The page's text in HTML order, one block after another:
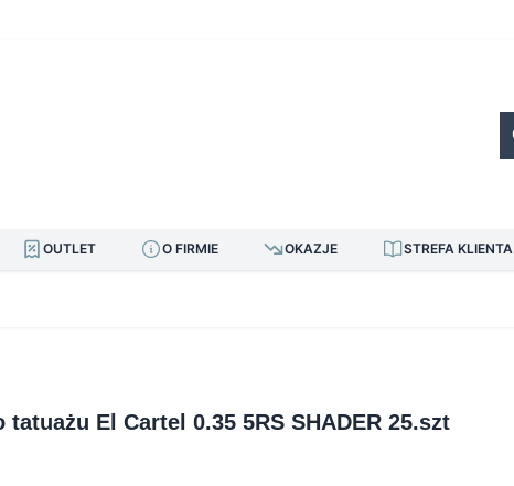
OUTLET O FIRMIE OKAZJE STREFA KLIENTA
tatuażu El Cartel 0.35 5RS SHADER 25.szt